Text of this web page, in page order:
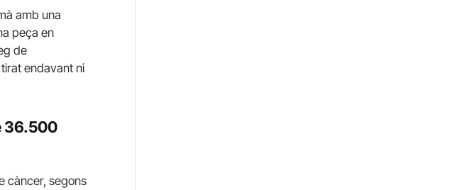
amb una
peça en
de
endavant ni
36.500
càncer, segons